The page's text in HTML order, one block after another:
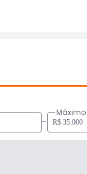
-
Máximo